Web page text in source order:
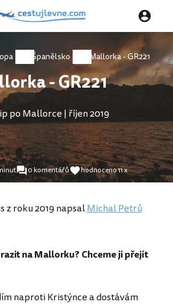
Španělsko Mallorka - GR221
- GR221
po Mallorce | říjen 2019
0 komentářů hodnoceno 11 x
z roku 2019 napsalMichal Petrů
na Mallorku? Chceme ji přejít
naproti Kristýnce a dostávám